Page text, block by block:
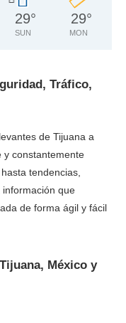
29°
SUN
29°
MON
Tráfico,
de Tijuana a
y constantemente
tendencias,
que
de forma ágil y fácil
México y